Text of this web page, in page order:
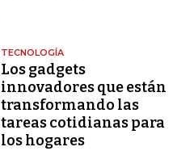
TECNOLOGÍA
Los gadgets
innovadores que están
transformando las
tareas cotidianas para
los hogares